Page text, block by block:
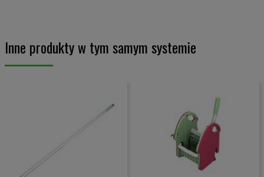
Inne produkty w tym samym systemie